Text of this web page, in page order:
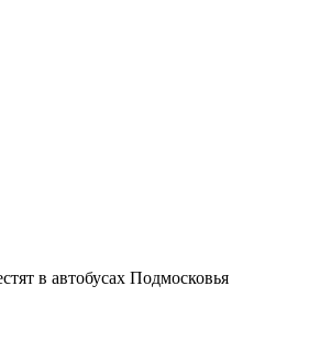
в автобусах Подмосковья